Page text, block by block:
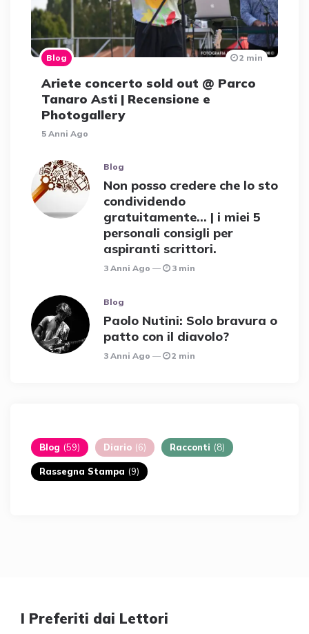
Blog
Ariete concerto sold out @ Parco
Tanaro Asti | Recensione e
Photogallery
5 Anni Ago
2 min
Blog
Non posso credere che lo sto
condividendo
gratuitamente… | i miei 5
personali consigli per
aspiranti scrittori.
3 Anni Ago 3 min
Blog
Paolo Nutini: Solo bravura o
patto con il diavolo?
3 Anni Ago 2 min
Blog (59) Diario (6) Racconti (8)
Rassegna Stampa (9)
I Preferiti dai Lettori